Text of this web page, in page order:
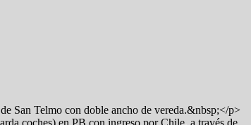
San Telmo con doble ancho de vereda.&nbsp;</p>
coches) en PB con ingreso por Chile, a través de